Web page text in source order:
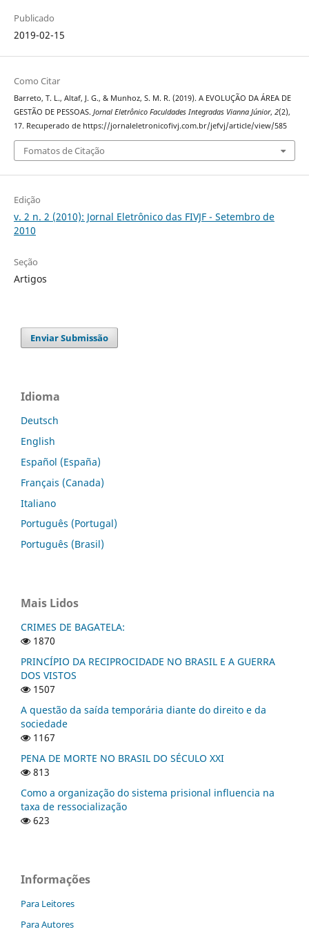
Publicado
2019-02-15
Como Citar
Barreto, T. L., Altaf, J. G., & Munhoz, S. M. R. (2019). A EVOLUÇÃO DA ÁREA DE
GESTÃO DE PESSOAS. Jornal Eletrônico Faculdades Integradas Vianna Júnior, 2(2),
17. Recuperado de https://jornaleletronicofivj.com.br/jefvj/article/view/585
Fomatos de Citação
Edição
v. 2 n. 2 (2010): Jornal Eletrônico das FIVJF - Setembro de
2010
Seção
Artigos
Enviar Submissão
Idioma
Deutsch
English
Español (España)
Français (Canada)
Italiano
Português (Portugal)
Português (Brasil)
Mais Lidos
CRIMES DE BAGATELA:
1870
PRINCÍPIO DA RECIPROCIDADE NO BRASIL E A GUERRA
DOS VISTOS
1507
A questão da saída temporária diante do direito e da
sociedade
1167
PENA DE MORTE NO BRASIL DO SÉCULO XXI
813
Como a organização do sistema prisional influencia na
taxa de ressocialização
623
Informações
Para Leitores
Para Autores